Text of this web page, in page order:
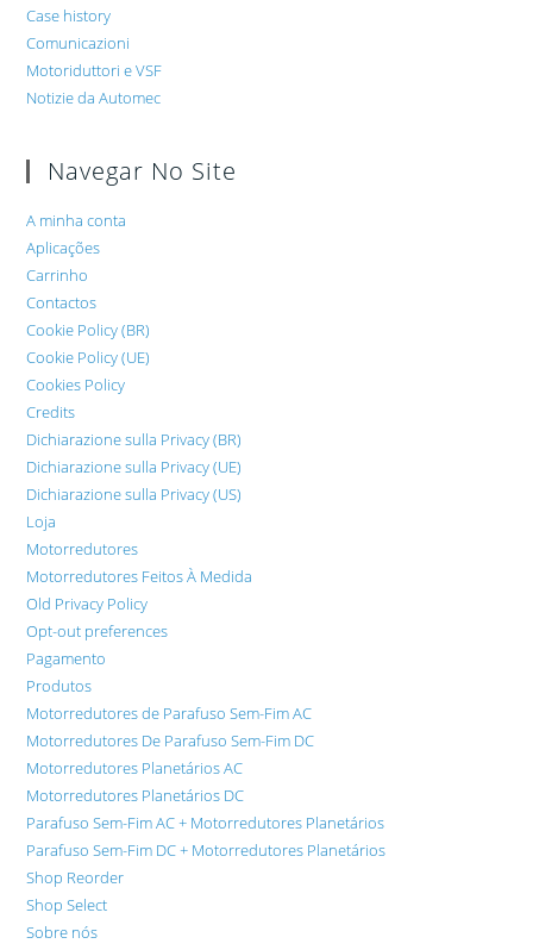
Case history
Comunicazioni
Motoriduttori e VSF
Notizie da Automec
Navegar No Site
A minha conta
Aplicações
Carrinho
Contactos
Cookie Policy (BR)
Cookie Policy (UE)
Cookies Policy
Credits
Dichiarazione sulla Privacy (BR)
Dichiarazione sulla Privacy (UE)
Dichiarazione sulla Privacy (US)
Loja
Motorredutores
Motorredutores Feitos À Medida
Old Privacy Policy
Opt-out preferences
Pagamento
Produtos
Motorredutores de Parafuso Sem-Fim AC
Motorredutores De Parafuso Sem-Fim DC
Motorredutores Planetários AC
Motorredutores Planetários DC
Parafuso Sem-Fim AC + Motorredutores Planetários
Parafuso Sem-Fim DC + Motorredutores Planetários
Shop Reorder
Shop Select
Sobre nós